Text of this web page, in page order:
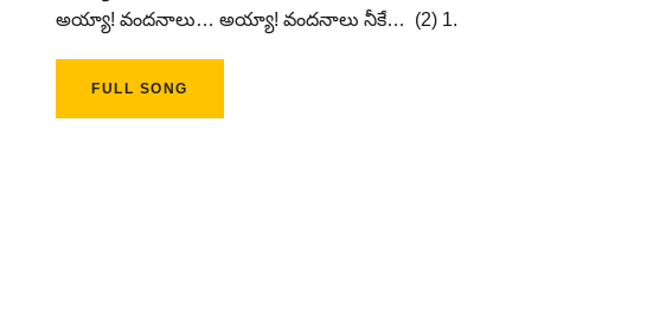
అయ్యా! వందనాలు… అయ్యా! వందనాలు నీకే… (2) 1.
FULL SONG